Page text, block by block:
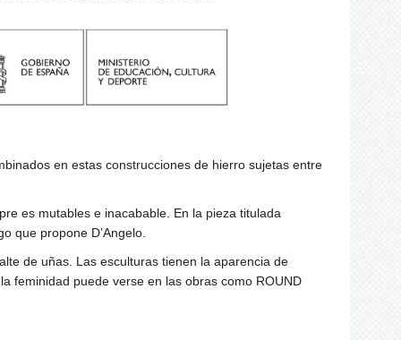
en estas construcciones de hierro sujetas entre
es mutables e inacabable. En la pieza titulada
que propone D’Angelo.
de uñas. Las esculturas tienen la aparencia de
feminidad puede verse en las obras como ROUND